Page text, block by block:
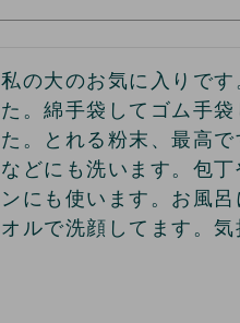
私の大のお気に入りで
た。綿手袋してゴム手
た。とれる粉末、最高
などにも洗います。包
ンにも使います。お風
オルで洗顔してます。気